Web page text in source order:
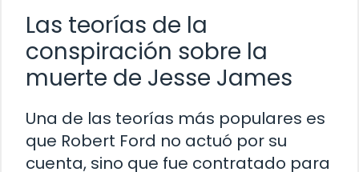
Las teorías de la
conspiración sobre la
muerte de Jesse James
Una de las teorías más populares es
que Robert Ford no actuó por su
cuenta, sino que fue contratado para